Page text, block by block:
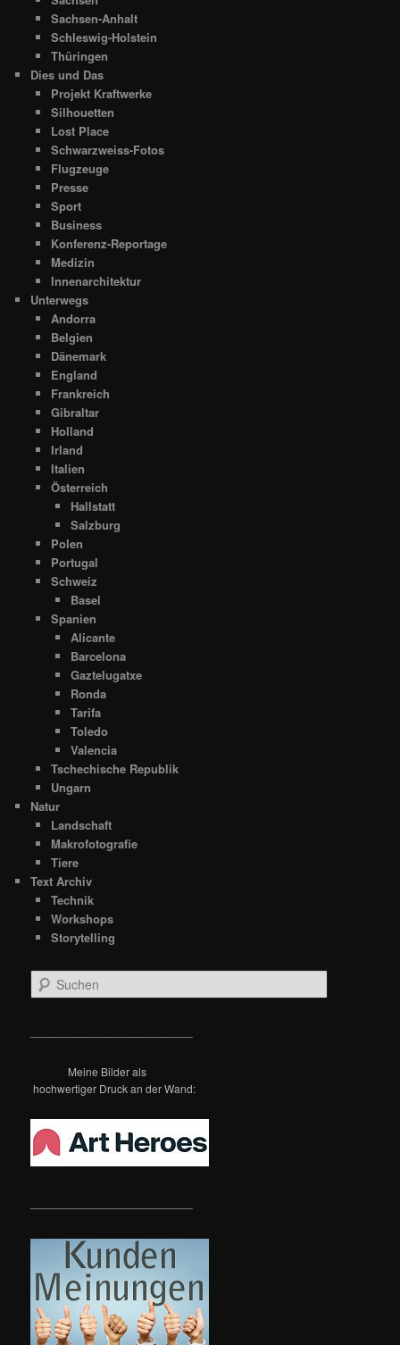
Sachsen-Anhalt
Schleswig-Holstein
Thüringen
Dies und Das
Projekt Kraftwerke
Silhouetten
Lost Place
Schwarzweiss-Fotos
Flugzeuge
Presse
Sport
Business
Konferenz-Reportage
Medizin
Innenarchitektur
Unterwegs
Andorra
Belgien
Dänemark
England
Frankreich
Gibraltar
Holland
Irland
Italien
Österreich
Hallstatt
Salzburg
Polen
Portugal
Schweiz
Basel
Spanien
Alicante
Barcelona
Gaztelugatxe
Ronda
Tarifa
Toledo
Valencia
Tschechische Republik
Ungarn
Natur
Landschaft
Makrofotografie
Tiere
Text Archiv
Technik
Workshops
Storytelling
u
Meine Bilder als
hochwertiger Druck an der Wand: